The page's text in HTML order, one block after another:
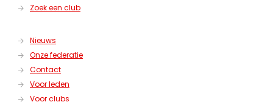
Zoek een club
Nieuws
Onze federatie
Contact
Voor leden
Voor clubs